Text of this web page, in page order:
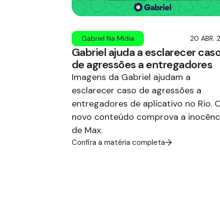
Gabriel Na Mídia 20 ABR.
Gabriel ajuda a esclarecer
de agressões a entregadores
Imagens da Gabriel ajudam a
esclarecer caso de agressões a
entregadores de aplicativo no Rio.
novo conteúdo comprova a
de Max.
Confira a matéria completa